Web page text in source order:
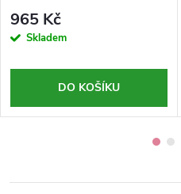
✨
965 Kč
Skladem
DO KOŠÍKU